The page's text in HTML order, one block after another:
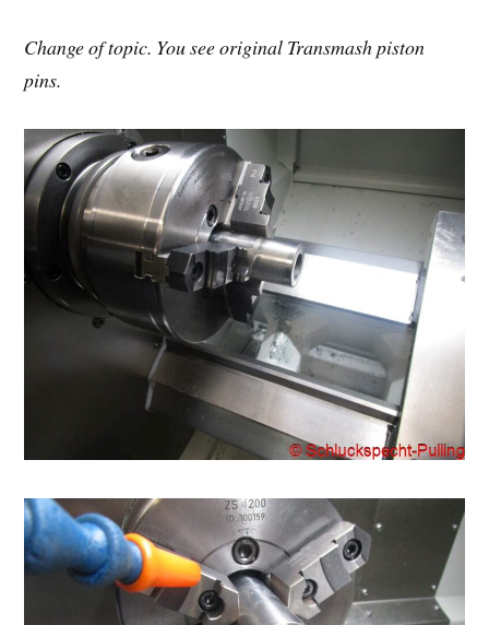
Change of topic. You see original Transmash piston
pins.